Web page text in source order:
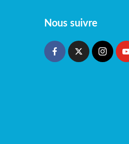
Nous suivre